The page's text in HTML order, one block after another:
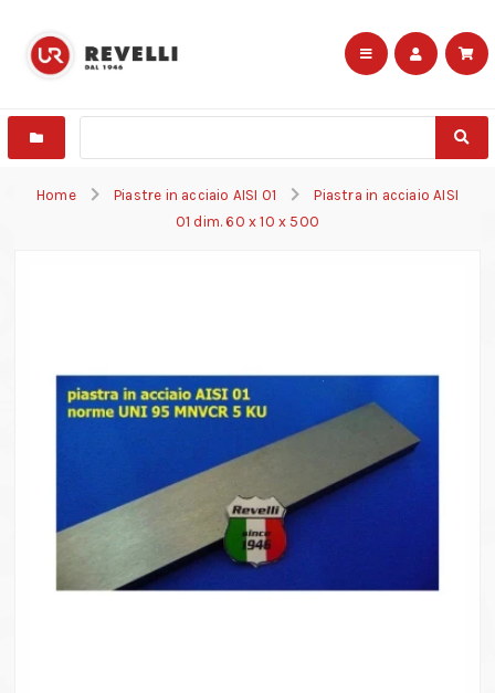
Home Piastre in acciaio AISI 01
Piastra in acciaio AISI
01 dim. 60 x 10 x 500